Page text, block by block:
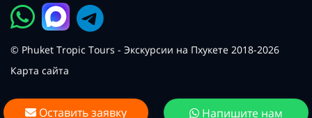
© Phuket Tropic Tours - Экскурсии на Пхукете 2018-2026
Карта сайта
Оставить заявку Напишите нам